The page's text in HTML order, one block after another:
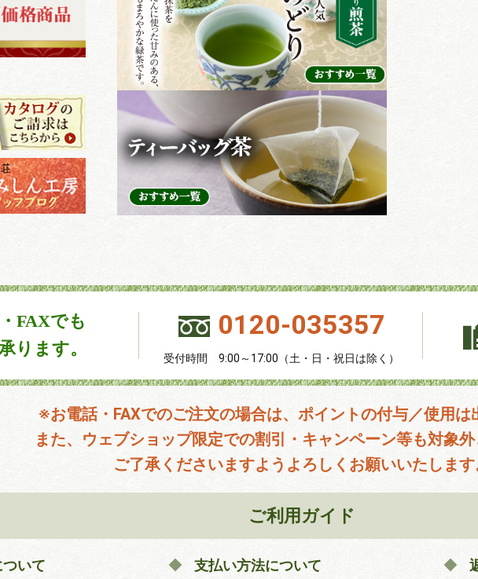
FAXでも
ります。
0120-035357
受付時間 9:00～17:00（土・日・祝日は除く）
※お電話・FAXでのご注文の場合は、ポイントの付与／使用は
また、ウェブショップ限定での割引・キャンペーン等も対象
ご了承くださいますようよろしくお願いいたしま
ご利用ガイド
いて 支払い方法について